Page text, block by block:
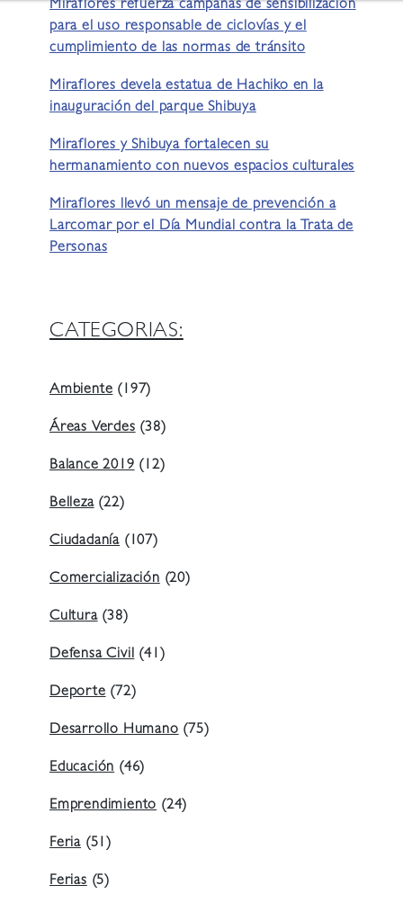
Miraflores refuerza campañas de sensibilización
para el uso responsable de ciclovías y el
cumplimiento de las normas de tránsito
Miraflores devela estatua de Hachiko en la
inauguración del parque Shibuya
Miraflores y Shibuya fortalecen su
hermanamiento con nuevos espacios culturales
Miraflores llevó un mensaje de prevención a
Larcomar por el Día Mundial contra la Trata de
Personas
CATEGORIAS:
Ambiente(197)
Áreas Verdes(38)
Balance 2019(12)
Belleza(22)
Ciudadanía (107)
Comercialización(20)
Cultura(38)
Defensa Civil(41)
Deporte(72)
Desarrollo Humano(75)
Educación(46)
Emprendimiento(24)
Feria (51)
Ferias(5)